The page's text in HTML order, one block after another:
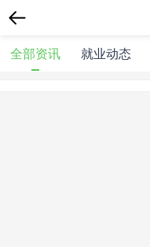
全部资讯
就业动态